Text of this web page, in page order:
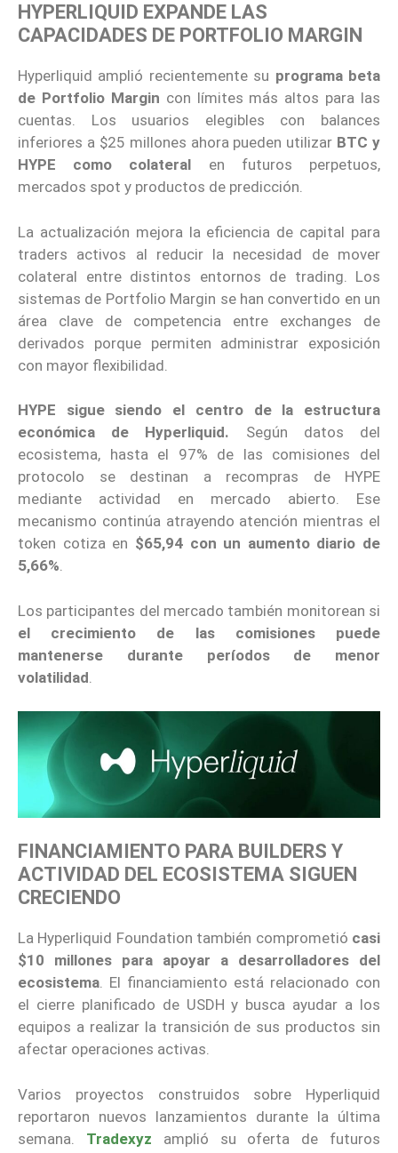
HYPERLIQUID EXPANDE LAS
CAPACIDADES DE PORTFOLIO MARGIN
Hyperliquid amplió recientemente su programa beta
de Portfolio Margin con límites más altos para las
cuentas. Los usuarios elegibles con balances
inferiores a $25 millones ahora pueden utilizar BTC y
HYPE como colateral en futuros perpetuos,
mercados spot y productos de predicción.
La actualización mejora la eficiencia de capital para
traders activos al reducir la necesidad de mover
colateral entre distintos entornos de trading. Los
sistemas de Portfolio Margin se han convertido en un
área clave de competencia entre exchanges de
derivados porque permiten administrar exposición
con mayor flexibilidad.
HYPE sigue siendo el centro de la estructura
económica de Hyperliquid. Según datos del
ecosistema, hasta el 97% de las comisiones del
protocolo se destinan a recompras de HYPE
mediante actividad en mercado abierto. Ese
mecanismo continúa atrayendo atención mientras el
token cotiza en $65,94 con un aumento diario de
5,66%.
Los participantes del mercado también monitorean si
el crecimiento de las comisiones puede
mantenerse durante períodos de menor
volatilidad
FINANCIAMIENTO PARA BUILDERS Y
ACTIVIDAD DEL ECOSISTEMA SIGUEN
CRECIENDO
La Hyperliquid Foundation también comprometió casi
$10 millones para apoyar a desarrolladores del
ecosistema. El financiamiento está relacionado con
el cierre planificado de USDH y busca ayudar a los
equipos a realizar la transición de sus productos sin
afectar operaciones activas.
Varios proyectos construidos sobre Hyperliquid
reportaron nuevos lanzamientos durante la última
semana. Tradexyz
amplió su oferta de futuros